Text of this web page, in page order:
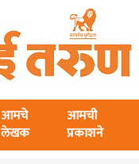
आमचे
लेखक
आमची
प्रकाशने